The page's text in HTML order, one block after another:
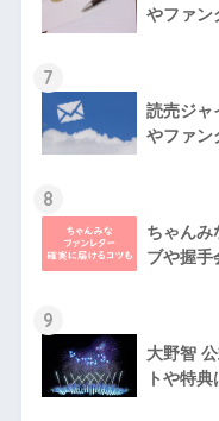
やファン
7
読売ジャ
やファン
8
ちゃんみ
ブや握手
9
大野智
トや特